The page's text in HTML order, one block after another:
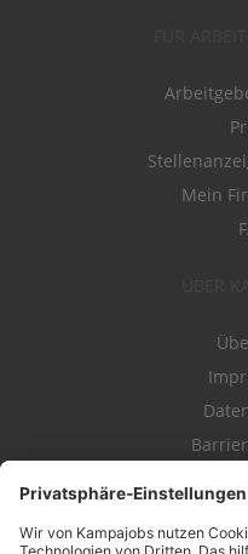
Mein